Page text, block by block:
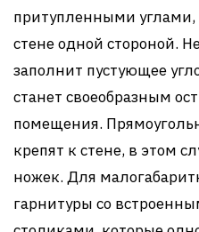
притупленными
стене одной стороной.
заполнит пустующее
станет своеобразным
помещения.
крепят к стене, в этом
ножек. Для
гарнитуры со